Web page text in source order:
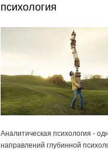
психология
Аналитическая психология -
направлений глубинной